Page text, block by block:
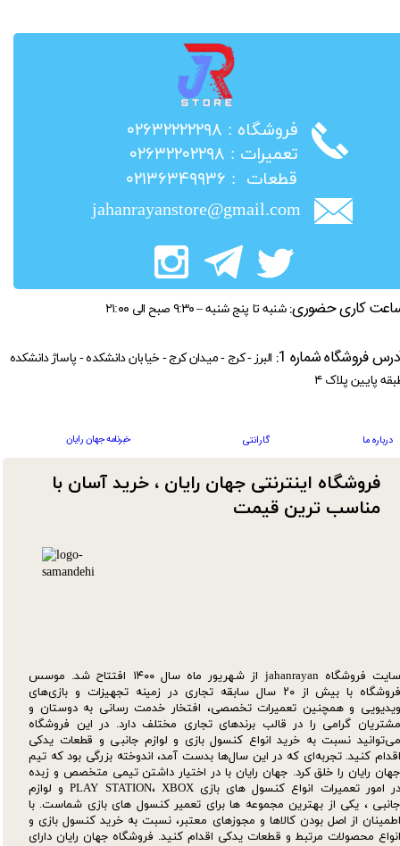
​فروشگاه : ۰۲۶۳۲۲۲۲۲۹۸
​تعمیرات : ۰۲۶۳۲۲۰۲۲۹۸
​قطعات : ۰۲۱۳۶۳۴۹۹۳۶
jahanrayanstore@gmail.com
سایت فروشگاه jahanrayan از شهریور ماه سال ۱۴۰۰ افتتاح شد. موسس
فروشگاه با بیش از ۲۰ سال سابقه تجاری در زمینه تجهیزات و بازی‌های
ویدیویی و همچنین تعمیرات تخصصی، افتخار خدمت رسانی به دوستان و
مشتریان گرامی را در قالب برندهای تجاری مختلف دارد. در این فروشگاه
می‌توانید نسبت به خرید انواع کنسول بازی و لوازم جانبی و قطعات یدکی‌
اقدام کنید. تجربه‌ای که در این سال‌ها بدست آمد، اندوخته بزرگی بود که تیم
جهان رایان را خلق کرد. جهان رایان با در اختیار داشتن تیمی متخصص و زبده
در امور تعمیرات انواع کنسول های بازی PLAY STATION، XBOX و لوازم
جانبی ، یکی از بهترین مجموعه ها برای تعمیر کنسول های بازی شماست. با
اطمینان از اصل بودن کالاها و مجوزهای معتبر، نسبت به خرید کنسول بازی و
انواع محصولات مرتبط و قطعات یدکی اقدام کنید. فروشگاه جهان رایان دارای
فروشگاه اینترنتی جهان رایان ، خرید آسان با
مناسب ترین قیمت​​​​​​​
کاری حضوری: شنبه تا پنج شنبه – ۹:۳۰ صبح الی ۲۱:۰۰
درباره ما گارانتی خبرنامه جهان رایان
فروشگاه شماره 1:
البرز - کرج - میدان کرج - خیابان دانشکده - پاساژ دانشکده
پایین پلاک ۴